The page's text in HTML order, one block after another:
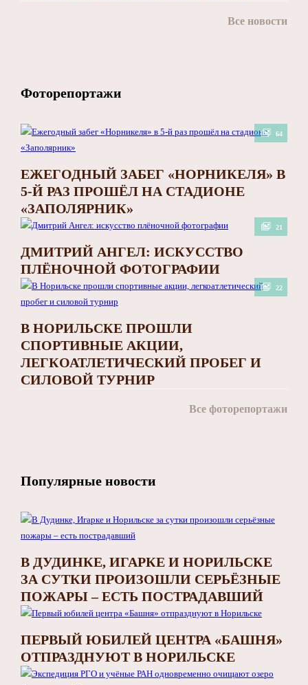
Все новости
Фоторепортажи
64
ЕЖЕГОДНЫЙ ЗАБЕГ «НОРНИКЕЛЯ» В
5-Й РАЗ ПРОШЁЛ НА СТАДИОНЕ
«ЗАПОЛЯРНИК»
21
ДМИТРИЙ АНГЕЛ: ИСКУССТВО
ПЛЁНОЧНОЙ ФОТОГРАФИИ
22
В НОРИЛЬСКЕ ПРОШЛИ
СПОРТИВНЫЕ АКЦИИ,
ЛЕГКОАТЛЕТИЧЕСКИЙ ПРОБЕГ И
СИЛОВОЙ ТУРНИР
Все фоторепортажи
Популярные новости
В ДУДИНКЕ, ИГАРКЕ И НОРИЛЬСКЕ
ЗА СУТКИ ПРОИЗОШЛИ СЕРЬЁЗНЫЕ
ПОЖАРЫ – ЕСТЬ ПОСТРАДАВШИЙ
ПЕРВЫЙ ЮБИЛЕЙ ЦЕНТРА «БАШНЯ»
ОТПРАЗДНУЮТ В НОРИЛЬСКЕ